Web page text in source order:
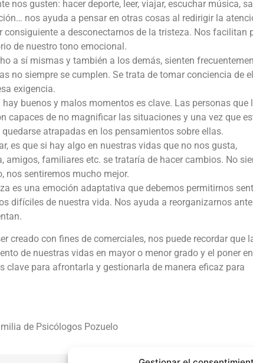
nos gusten: hacer deporte, leer, viajar, escuchar música,
nos ayuda a pensar en otras cosas al redirigir la
consiguiente a desconectarnos de la tristeza. Nos facilitan
de nuestro tono emocional.
a sí mismas y también a los demás, sienten
no siempre se cumplen. Se trata de tomar conciencia de
exigencia.
buenos y malos momentos es clave. Las personas que
capaces de no magnificar las situaciones y una vez que
atrapadas en los pensamientos sobre ellas.
es que si hay algo en nuestras vidas que no nos gusta,
amigos, familiares etc. se trataría de hacer cambios. No
nos sentiremos mucho mejor.
es una emoción adaptativa que debemos permitirnos
difíciles de nuestra vida. Nos ayuda a reorganizarnos
creado con fines de comerciales, nos puede recordar que
de nuestras vidas en mayor o menor grado y el poner en
clave para afrontarla y gestionarla de manera eficaz para
de Psicólogos Pozuelo